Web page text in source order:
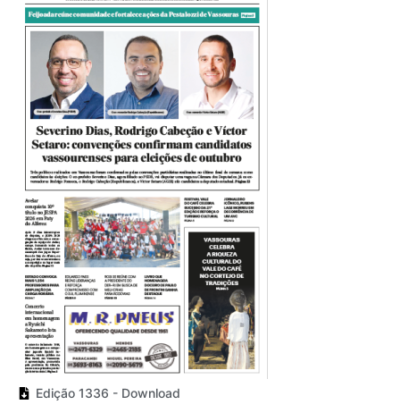
Edição 1336 - Download